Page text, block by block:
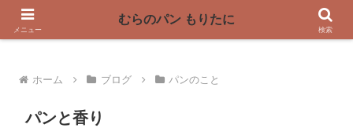
〜奈良県曽爾村の薪窯パン屋〜
ホーム ブログ パンのこと
パンと香り
メニュー
むらのパン もりたに
検索